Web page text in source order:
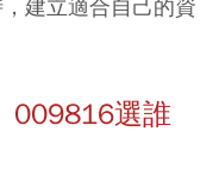
建立適合自己的資
009816選誰